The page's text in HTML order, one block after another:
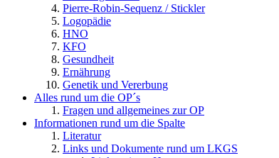
Pierre-Robin-Sequenz / Stickler
Logopädie
HNO
KFO
Gesundheit
Ernährung
Genetik und Vererbung
Alles rund um die OP´s
Fragen und allgemeines zur OP
Informationen rund um die Spalte
Literatur
Links und Dokumente rund um LKGS